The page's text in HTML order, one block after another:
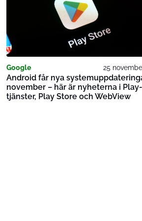
Google 25
Android får nya
november – här är nyheterna i Play-
tjänster, Play Store och WebView